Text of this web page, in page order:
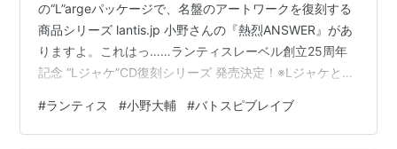
の“L”argeパッケージで、名盤のアートワークを復刻する
商品シリーズ lantis.jp 小野さんの『熱烈ANSWER』があ
りますよ。これはっ……ランティスレーベル創立25周年
記念 “Lジャケ”CD復刻シリーズ 発売決定！※Lジャケとは
ャケパッケージで、CDを再発リリースするシリーズです
あなたの思い出の1枚は、どれですか？#Lジャケ
#ランティス #小野大輔 #バトスピブレイブ